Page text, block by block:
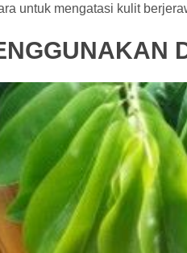
untuk mengatasi kulit